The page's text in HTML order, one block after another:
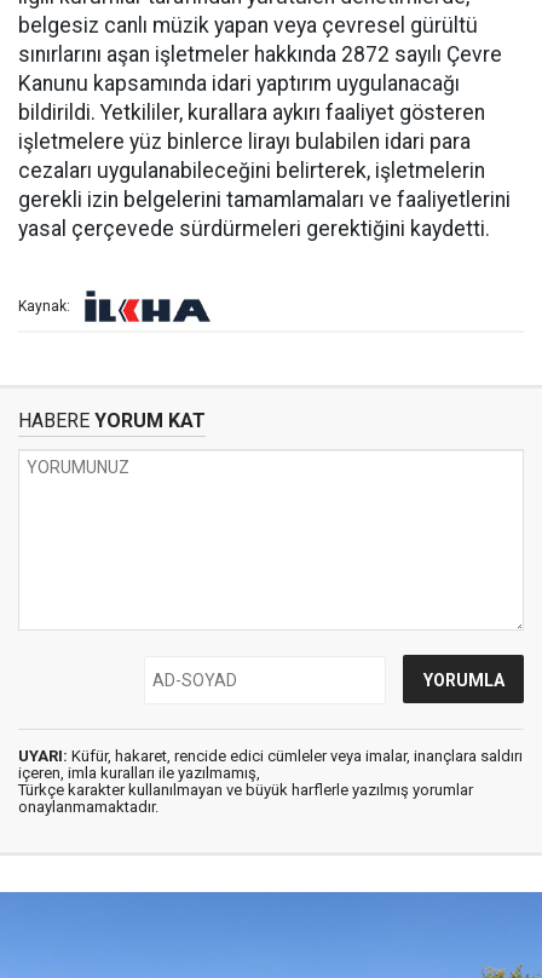
belgesiz canlı müzik yapan veya çevresel gürültü
sınırlarını aşan işletmeler hakkında 2872 sayılı Çevre
Kanunu kapsamında idari yaptırım uygulanacağı
bildirildi. Yetkililer, kurallara aykırı faaliyet gösteren
işletmelere yüz binlerce lirayı bulabilen idari para
cezaları uygulanabileceğini belirterek, işletmelerin
gerekli izin belgelerini tamamlamaları ve faaliyetlerini
yasal çerçevede sürdürmeleri gerektiğini kaydetti.
Kaynak:
HABERE YORUM KAT
UYARI: Küfür, hakaret, rencide edici cümleler veya imalar, inançlara saldırı
içeren, imla kuralları ile yazılmamış,
Türkçe karakter kullanılmayan ve büyük harflerle yazılmış yorumlar
onaylanmamaktadır.